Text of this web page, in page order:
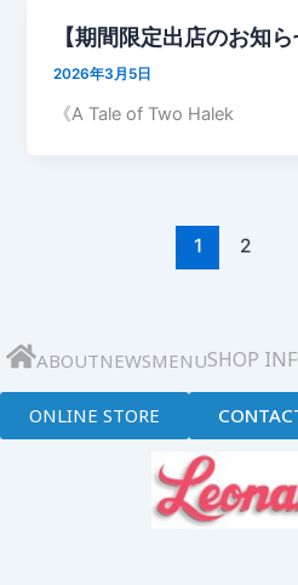
【期間限定出店のお知ら
2026年3月5日
《A Tale of Two Halek
1 2
ABOUTNEWSMENUSHOP
ONLINE STORE